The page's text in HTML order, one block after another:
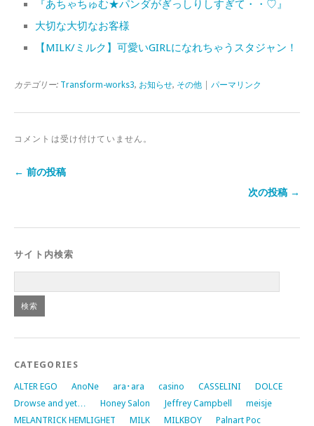
『あちゃちゅむ★パンダがぎっしりしすぎて・・♡』
大切な大切なお客様
【MILK/ミルク】可愛いGIRLになれちゃうスタジャン！
カテゴリー: Transform-works3, お知らせ, その他 パーマリンク
コメントは受け付けていません。
← 前の投稿
次の投稿 →
サイト内検索
CATEGORIES
ALTER EGO AnoNe ara･ara casino CASSELINI
DOLCE
Drowse and yet…
Honey Salon Jeffrey Campbell
meisje
MELANTRICK HEMLIGHET
MILK MILKBOY
Palnart Poc